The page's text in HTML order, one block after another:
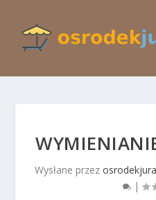
Wysłane przez
|